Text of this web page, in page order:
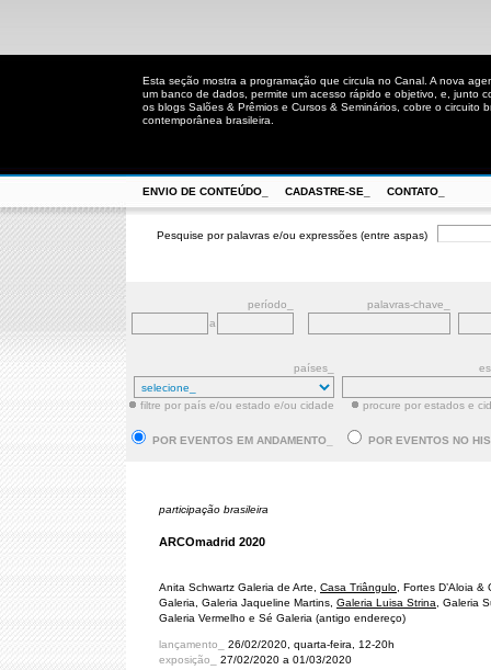
Esta seção mostra a programação que circula no Canal. A nova
um banco de dados, permite um acesso rápido e objetivo, e, junto
os blogs Salões & Prêmios e Cursos & Seminários, cobre o circuito
contemporânea brasileira.
ENVIO DE CONTEÚDO_ CADASTRE-SE_ CONTATO_
Pesquise por palavras e/ou expressões (entre aspas)
período_
palavras-chave_
a
países_
filtre por país e/ou estado e/ou cidade procure por estados e
POR EVENTOS EM ANDAMENTO_ POR EVENTOS NO
participação brasileira
ARCOmadrid 2020
Anita Schwartz Galeria de Arte, Casa Triângulo, Fortes D’Aloia &
Galeria, Galeria Jaqueline Martins, Galeria Luisa Strina, Galeria
Galeria Vermelho e Sé Galeria (antigo endereço)
lançamento_ 26/02/2020, quarta-feira, 12-20h
exposição_ 27/02/2020 a 01/03/2020